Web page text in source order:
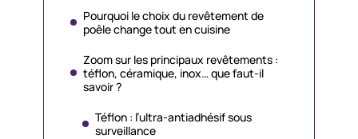
Pourquoi le choix du revêtement de
poêle change tout en cuisine
Zoom sur les principaux revêtements :
téflon, céramique, inox… que faut-il
savoir ?
Téflon : l’ultra-antiadhésif sous
surveillance